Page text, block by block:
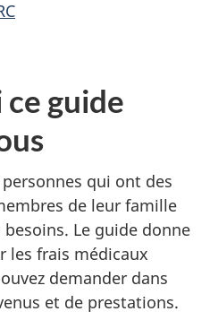
guide
personnes qui ont des
de leur famille
Le guide donne
les frais médicaux
demander dans
et de prestations.